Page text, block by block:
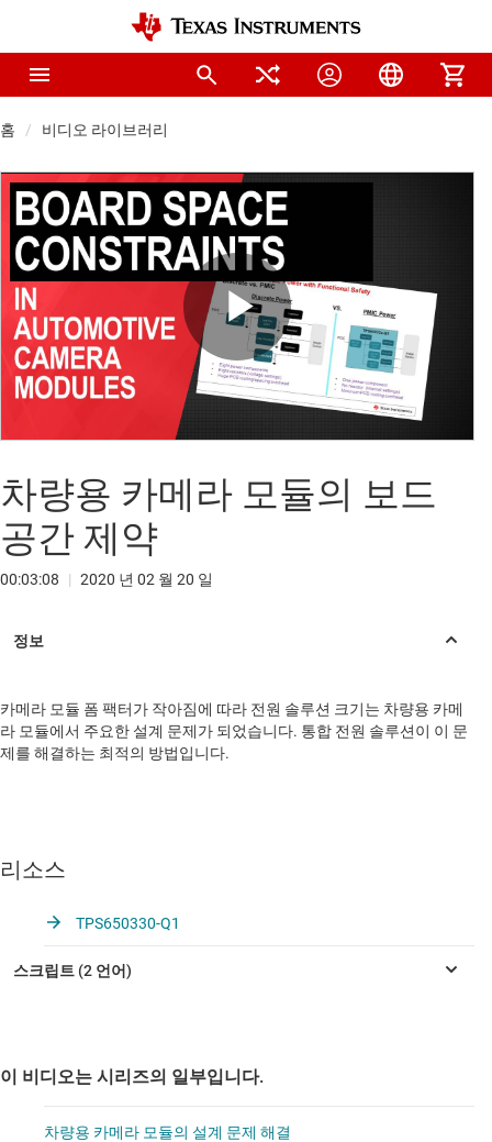
홈 비디오 라이브러리
Play
Video
차량용 카메라 모듈의 보드
공간 제약
00:03:08 | 2020 년 02 월 20 일
카메라 모듈 폼 팩터가 작아짐에 따라 전원 솔루션 크기는 차량용 카메
라 모듈에서 주요한 설계 문제가 되었습니다. 통합 전원 솔루션이 이 문
제를 해결하는 최적의 방법입니다.
리소스
TPS650330-Q1
이 비디오는 시리즈의 일부입니다.
차량용 카메라 모듈의 설계 문제 해결